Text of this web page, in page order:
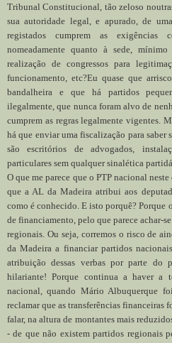
Tribunal Constitucional, tão zeloso
sua autoridade legal, e apurado, de
registados cumprem as exigências
nomeadamente quanto à sede,
realização de congressos para
funcionamento, etc?Eu quase que
bandalheira e que há partidos
ilegalmente, que nunca foram alvo de
cumprem as regras legalmente vigentes.
há que enviar uma fiscalização para saber
são escritórios de advogados,
particulares sem qualquer sinalética
O que me parece que o PTP nacional
que a AL da Madeira atribui aos
como é conhecido. E isto porquê? Porque
de financiamento, pelo que parece achar-
regionais. Ou seja, corremos o risco de
da Madeira a financiar partidos
atribuição dessas verbas por parte do
hilariante! Porque continua a haver a
nacional, quando Mário Albuquerque
reclamar que as transferências financeiras
falar, na altura de montantes mais
- de que não existem partidos regionais